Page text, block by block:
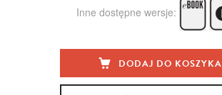
Inne dostępne wersje:
DODAJ DO KOSZYKA